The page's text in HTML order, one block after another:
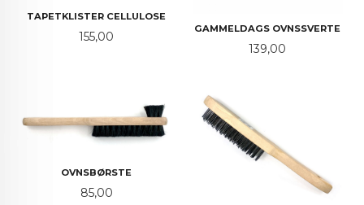
TAPETKLISTER CELLULOSE
Pris
155,00
GAMMELDAGS OVNSSVERTE
Pris
139,00
OVNSBØRSTE
Pris
85,00